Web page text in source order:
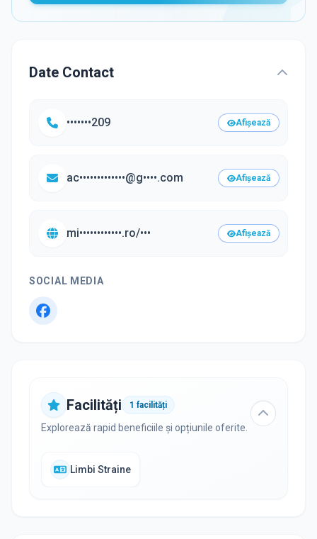
Date Contact
•••••••209 Afișează
ac•••••••••••••@g••••.com Afișează
mi••••••••••••.ro/••• Afișează
SOCIAL MEDIA
Facilități 1 facilități
Explorează rapid beneficiile și opțiunile oferite.
Limbi Straine